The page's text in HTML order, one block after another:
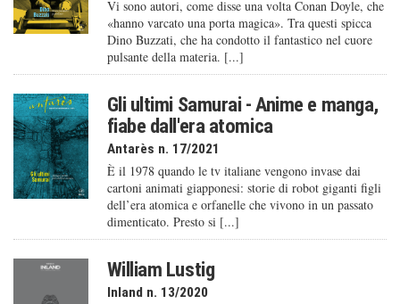
Vi sono autori, come disse una volta Conan Doyle, che
«hanno varcato una porta magica». Tra questi spicca
Dino Buzzati, che ha condotto il fantastico nel cuore
pulsante della materia. [...]
Gli ultimi Samurai - Anime e manga,
fiabe dall'era atomica
Antarès n. 17/2021
È il 1978 quando le tv italiane vengono invase dai
cartoni animati giapponesi: storie di robot giganti figli
dell’era atomica e orfanelle che vivono in un passato
dimenticato. Presto si [...]
William Lustig
Inland n. 13/2020